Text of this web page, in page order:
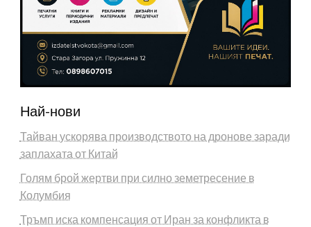
Най-нови
Тайван ускорява производството на дронове заради
заплахата от Китай
Голям брой жертви при силно земетресение в
Колумбия
Тръмп иска компенсация от Иран за конфликта в